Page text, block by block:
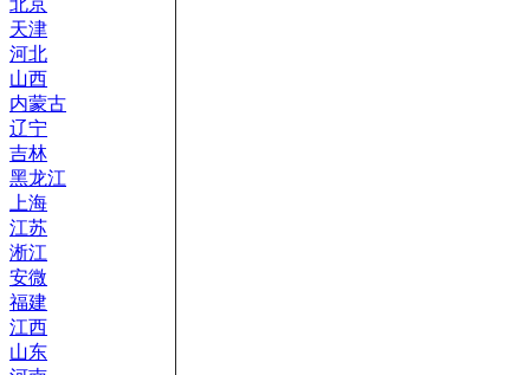
北京
天津
河北
山西
内蒙古
辽宁
吉林
黑龙江
上海
江苏
淅江
安微
福建
江西
山东